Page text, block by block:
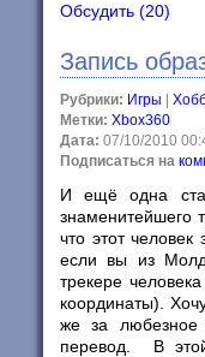
Обсудить (20)
Запись
Рубрики: Игры
Метки: Xbox360
Дата: 07/10/2010
Подписаться на
И ещё одна
знаменитейшего
что этот
если вы из
трекере
координаты).
же за любезное
перевод. В